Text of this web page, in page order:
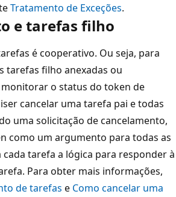
Tratamento de Exceções.
e tarefas filho
é cooperativo. Ou seja, para
tarefas filho anexadas ou
monitorar o status do token de
cancelar uma tarefa pai e todas
uma solicitação de cancelamento,
como um argumento para todas as
tarefa a lógica para responder à
Para obter mais informações,
de tarefas e Como cancelar uma